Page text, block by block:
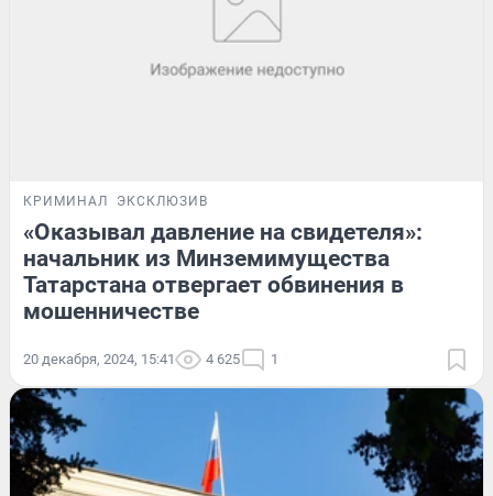
КРИМИНАЛ ЭКСКЛЮЗИВ
«Оказывал давление на свидетеля»:
начальник из Минземимущества
Татарстана отвергает обвинения в
мошенничестве
20 декабря, 2024, 15:41 4 625 1